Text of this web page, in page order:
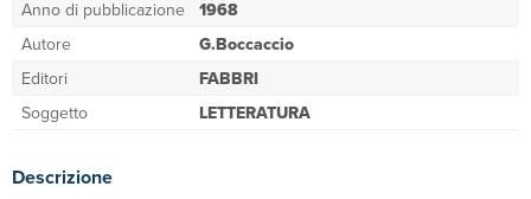
Anno di pubblicazione 1968
Autore
G.Boccaccio
Editori
FABBRI
Soggetto
LETTERATURA
Descrizione